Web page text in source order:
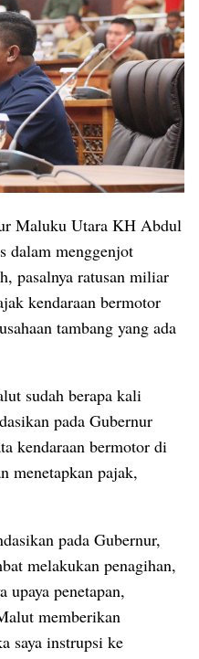
Maluku Utara KH Abdul
dalam menggenjot
pasalnya ratusan miliar
kendaraan bermotor
tambang yang ada
sudah berapa kali
pada Gubernur
kendaraan bermotor di
menetapkan pajak,
pada Gubernur,
melakukan penagihan,
upaya penetapan,
memberikan
saya instrupsi ke